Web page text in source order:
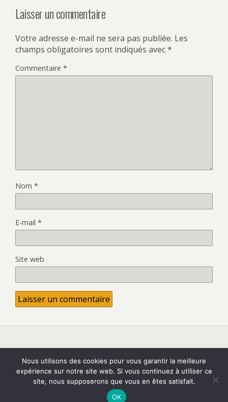
Laisser un commentaire
Votre adresse e-mail ne sera pas publiée. Les
champs obligatoires sont indiqués avec*
Commentaire *
Nom *
E-mail *
Site web
Retour au début
Mobile Bureau
Nous utilisons des cookies pour vous garantir la meilleure
expérience sur notre site web. Si vous continuez à utiliser ce
site, nous supposerons que vous en êtes satisfait.
OK